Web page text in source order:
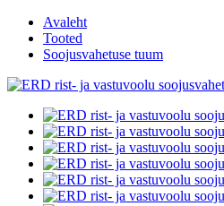
Avaleht
Tooted
Soojusvahetuse tuum